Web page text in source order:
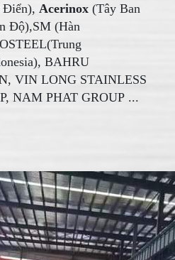
Điển), Acerinox (Tây Ban
Độ),SM (Hàn
BAHRU
VIN LONG STAINLESS
NAM PHAT GROUP ...